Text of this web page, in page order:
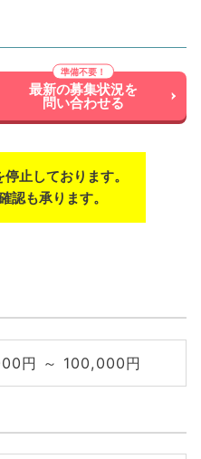
最新の募集状況を
問い合わせる
止しております。
認も承ります。
円 ～ 100,000円